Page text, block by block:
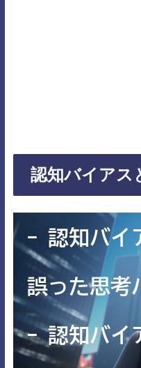
認知バイアス